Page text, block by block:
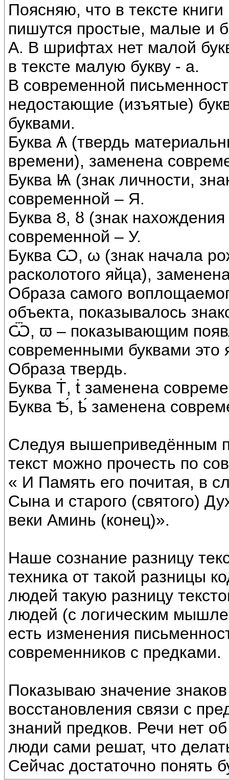
Поясняю, что в тексте
пишутся простые, малые и
А. В шрифтах нет малой
в тексте малую букву - а.
В современной
недостающие (изъятые)
буквами.
Буква Ѧ (твердь
времени), заменена
Буква Ѩ (знак личности,
современной – Я.
Буква Ȣ, ȣ (знак
современной – У.
Буква Ѡ, ω (знак начала
расколотого яйца),
Образа самого
объекта, показывалось
Ѿ, ϖ – показывающим
современными буквами
Образа твердь.
Буква Ṫ, ṫ заменена
Буква Ѣ́, ҍ́ заменена
Следуя вышеприведённым
текст можно прочесть по
« И Память его почитая, в
Сына и старого (святого)
веки Аминь (конец)».
Наше сознание разницу
техника от такой разницы
людей такую разницу
людей (с логическим
есть изменения
современников с предками.
Показываю значение
восстановления связи с
знаний предков. Речи нет
люди сами решат, что
Сейчас достаточно понять